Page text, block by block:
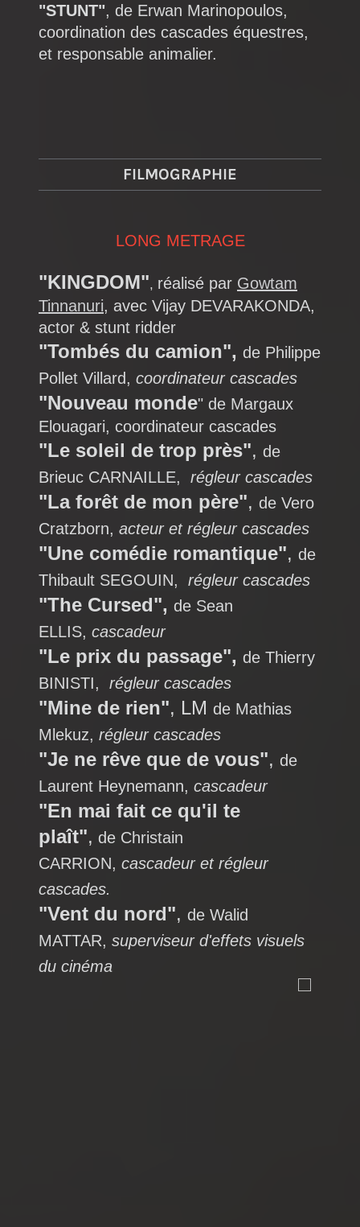
"STUNT", de Erwan Marinopoulos,
coordination des cascades équestres,
et responsable animalier.
FILMOGRAPHIE
LONG METRAGE
"KINGDOM", réalisé par Gowtam
Tinnanuri, avec Vijay DEVARAKONDA,
actor & stunt ridder
"Tombés du camion", de Philippe
Pollet Villard, coordinateur cascades
"Nouveau monde" de Margaux
Elouagari, coordinateur cascades
"Le soleil de trop près", de
Brieuc CARNAILLE, régleur cascades
"La forêt de mon père", de Vero
Cratzborn, acteur et régleur cascades
"Une comédie romantique", de
Thibault SEGOUIN, régleur cascades
"The Cursed", de Sean
ELLIS, cascadeur
"Le prix du passage", de Thierry
BINISTI,
régleur cascades
"Mine de rien", LM de Mathias
Mlekuz, régleur cascades
"Je ne rêve que de vous", de
Laurent Heynemann, cascadeur
"En mai fait ce qu'il te
plaît", de Christain
CARRION, cascadeur et régleur
cascades.
"Vent du nord", de Walid
MATTAR, superviseur d'effets visuels
du cinéma